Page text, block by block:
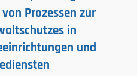
Prozessen zur
in
und